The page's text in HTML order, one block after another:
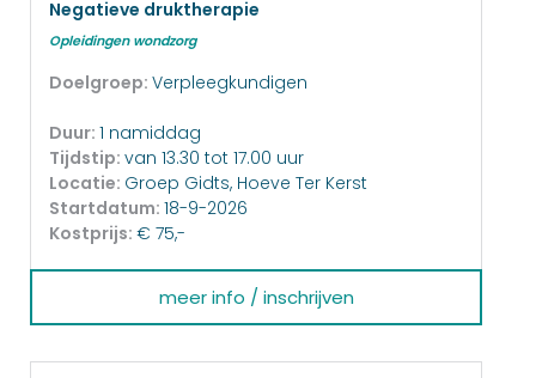
Negatieve druktherapie
Opleidingen wondzorg
Doelgroep: Verpleegkundigen
Duur: 1 namiddag
Tijdstip: van 13.30 tot 17.00 uur
Locatie: Groep Gidts, Hoeve Ter Kerst
Startdatum: 18-9-2026
Kostprijs: € 75,-
meer info / inschrijven